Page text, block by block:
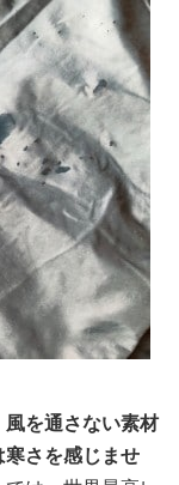
を通さない素材
さを感じませ